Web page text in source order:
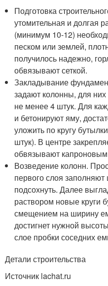
Подготовка
утомительная и долгая
(минимум 10-12)
песком или землей,
получилось надежно,
обвязывают сеткой.
Закладывание
задают колонны, для
не менее 4 штук. Для
и бетонируют яму,
уложить по кругу
штук). В центре
обвязывают
Возведение колонн.
первого слоя
подсохнуть. Далее
раствором новые круги
смещением на ширину
достигнет нужной
слое пробки соседних
Детали строительства
Источник lachat.ru